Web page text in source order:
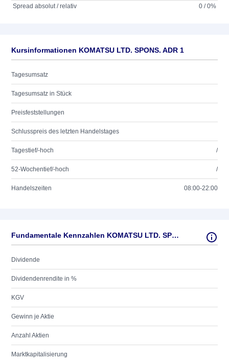
Spread absolut / relativ
0 / 0%
Kursinformationen KOMATSU LTD. SPONS. ADR 1
Tagesumsatz
Tagesumsatz in Stück
Preisfeststellungen
Schlusspreis des letzten Handelstages
Tagestief/-hoch /
52-Wochentief/-hoch /
Handelszeiten 08:00-22:00
Fundamentale Kennzahlen KOMATSU LTD. SPONS. ADR 1
Dividende
Dividendenrendite in %
KGV
Gewinn je Aktie
Anzahl Aktien
Marktkapitalisierung